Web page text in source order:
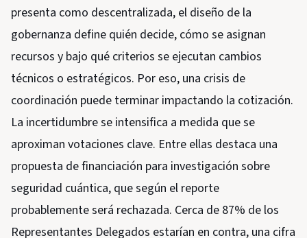
presenta como descentralizada, el diseño de la
gobernanza define quién decide, cómo se asignan
recursos y bajo qué criterios se ejecutan cambios
técnicos o estratégicos. Por eso, una crisis de
coordinación puede terminar impactando la cotización.
La incertidumbre se intensifica a medida que se
aproximan votaciones clave. Entre ellas destaca una
propuesta de financiación para investigación sobre
seguridad cuántica, que según el reporte
probablemente será rechazada. Cerca de 87% de los
Representantes Delegados estarían en contra, una cifra